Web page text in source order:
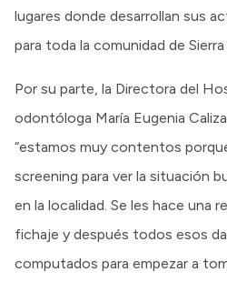
lugares donde desarrollan sus
para toda la comunidad de Sierra
Por su parte, la Directora del
odontóloga María Eugenia
“estamos muy contentos
screening para ver la situación
en la localidad. Se les hace una
fichaje y después todos esos
computados para empezar a